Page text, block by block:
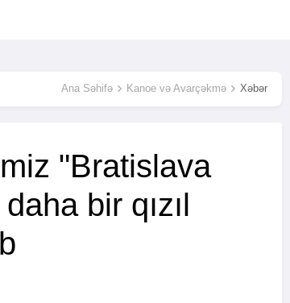
Ana Səhifə Kanoe və Avarçəkmə Xəbər
"Bratislava
bir qızıl